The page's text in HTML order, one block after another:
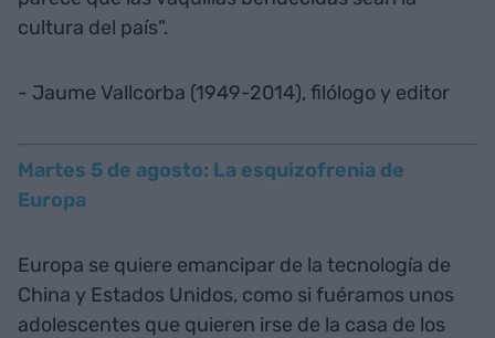
cultura del país”.
- Jaume Vallcorba (1949-2014), filólogo y editor
Martes 5 de agosto: La esquizofrenia de
Europa
Europa se quiere emancipar de la tecnología de
China y Estados Unidos, como si fuéramos unos
adolescentes que quieren irse de la casa de los